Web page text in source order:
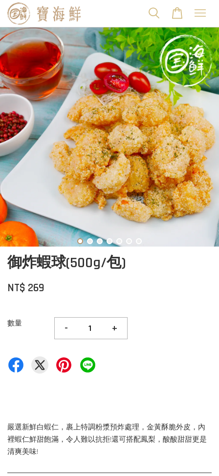
御炸蝦球(500g/包)
NT$ 269
數量 - +
嚴選新鮮白蝦仁，裹上特調粉漿預炸處理，金黃酥脆外皮，內
裡蝦仁鮮甜飽滿，令人難以抗拒!還可搭配鳳梨，酸酸甜甜更是
清爽美味!